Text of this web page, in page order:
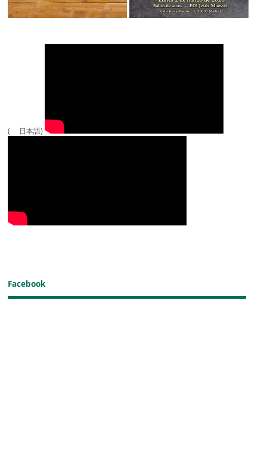
( 日本語)
Facebook